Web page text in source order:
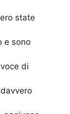
state
e sono
di